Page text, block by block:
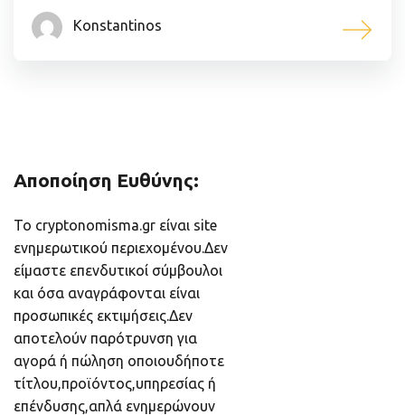
Konstantinos
Αποποίηση Ευθύνης:
Το cryptonomisma.gr είναι site
ενημερωτικού περιεχομένου.Δεν
είμαστε επενδυτικοί σύμβουλοι
και όσα αναγράφονται είναι
προσωπικές εκτιμήσεις.Δεν
αποτελούν παρότρυνση για
αγορά ή πώληση οποιουδήποτε
τίτλου,προϊόντος,υπηρεσίας ή
επένδυσης,απλά ενημερώνουν